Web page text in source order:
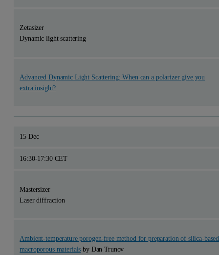
Zetasizer
Dynamic light scattering
Advanced Dynamic Light Scattering: When can a polarizer give you
extra insight?
15 Dec
16:30-17:30 CET
Mastersizer
Laser diffraction
Ambient-temperature porogen-free method for preparation of silica-based
macroporous materials by Dan Trunov